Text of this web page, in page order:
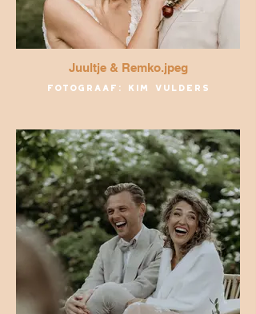
Juultje & Remko.jpeg
Fotograaf: Kim Vulders